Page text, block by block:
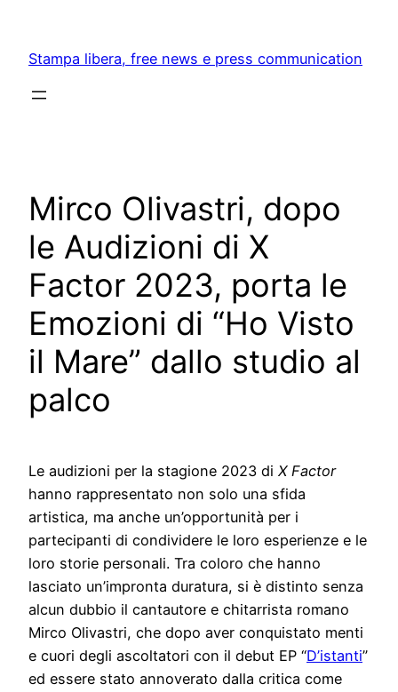
content
Stampa libera, free news e press communication
Mirco Olivastri, dopo
le Audizioni di X
Factor 2023, porta le
Emozioni di “Ho Visto
il Mare” dallo studio al
palco
Le audizioni per la stagione 2023 di X Factor
hanno rappresentato non solo una sfida
artistica, ma anche un’opportunità per i
partecipanti di condividere le loro esperienze e le
loro storie personali. Tra coloro che hanno
lasciato un’impronta duratura, si è distinto senza
alcun dubbio il cantautore e chitarrista romano
Mirco Olivastri, che dopo aver conquistato menti
e cuori degli ascoltatori con il debut EP “D’istanti”
ed essere stato annoverato dalla critica come